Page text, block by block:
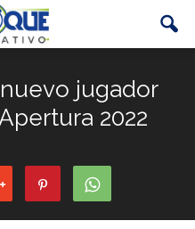
jugador
2022